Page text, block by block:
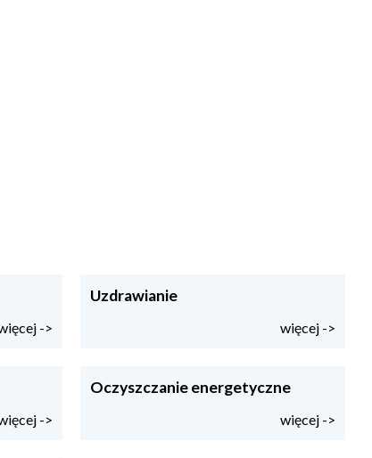
->
Uzdrawianie
więcej ->
->
Oczyszczanie energetyczne
więcej ->